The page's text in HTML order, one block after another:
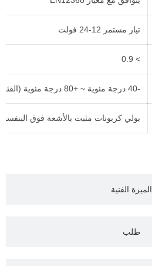
الميزة الفنية
طلب
تيار مستمر 12-24 فولت
> 0.9
-40 درجة مئوية ~ +80 درجة مئوية (الفئة أ، ب، ج وفقًا للمعيار EN12368)
بولي كربونات مثبت بالأشعة فوق